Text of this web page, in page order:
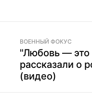
ВОЕННЫЙ ФОКУС
"Любовь — это
рассказали о
(видео)